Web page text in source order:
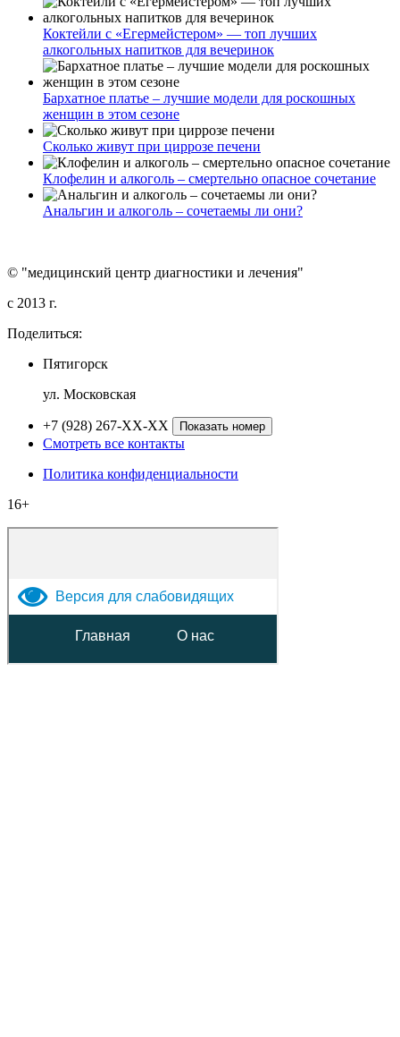
Коктейли с «Егермейстером» — топ лучших
алкогольных напитков для вечеринок
Бархатное платье – лучшие модели для роскошных
женщин в этом сезоне
Сколько живут при циррозе печени
Клофелин и алкоголь – смертельно опасное сочетание
Анальгин и алкоголь – сочетаемы ли они?
© "медицинский центр диагностики и лечения"
c 2013 г.
Поделиться:
Пятигорск
ул. Московская
+7 (928) 267-XX-XX Показать номер
Смотреть все контакты
Политика конфиденциальности
16+